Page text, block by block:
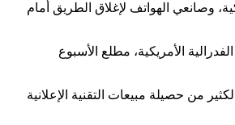
وصانعي الهواتف لإغلاق الطريق أمام
الأمريكية، مطلع الأسبوع
من حصيلة مبيعات التقنية الإعلانية